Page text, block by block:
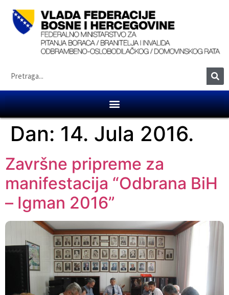
Dan: 14. Jula 2016.
Završne pripreme za
manifestacija “Odbrana BiH
– Igman 2016”